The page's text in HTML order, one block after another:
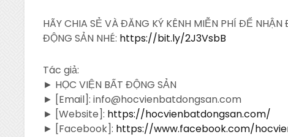
HÃY CHIA SẺ VÀ ĐĂNG KÝ KÊNH MIỄN PHÍ ĐỂ
ĐỘNG SẢN NHÉ: https://bit.ly/2J3VsbB
Tác giả:
► HỌC VIỆN BẤT ĐỘNG SẢN
► [Email]: info@hocvienbatdongsan.com
► [Website]: https://hocvienbatdongsan.com/
► [Facebook]: https://www.facebook.com/